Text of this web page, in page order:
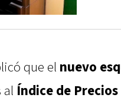
que el nuevo
al Índice de